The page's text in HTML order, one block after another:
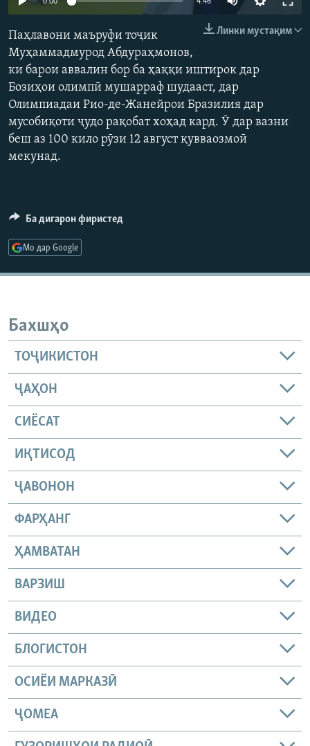
ГУЗОРИШҲОИ РАДИОӢ
ПАЙГИРӢ КУНЕД
Ҳамаи сомонаҳои RFE/RL
Линки мустақим
Паҳлавони маъруфи тоҷик
Муҳаммадмурод Абдураҳмонов,
ки барои аввалин бор ба ҳаққи иштирок дар
Бозиҳои олимпӣ мушарраф шудааст, дар
Олимпиадаи Рио-де-Жанейрои Бразилия дар
мусобиқоти ҷудо рақобат хоҳад кард. Ӯ дар вазни
беш аз 100 кило рӯзи 12 август қувваозмоӣ
мекунад.
Ба дигарон фиристед
Мо дар Google
Бахшҳо
ТОҶИКИСТОН
ҶАҲОН
СИЁСАТ
ИҚТИСОД
ҶАВОНОН
ФАРҲАНГ
ҲАМВАТАН
ВАРЗИШ
ВИДЕО
БЛОГИСТОН
ОСИЁИ МАРКАЗӢ
ҶОМEА